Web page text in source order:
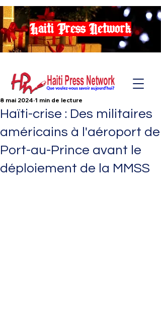
Haiti Press Network
Haïti-crise : Des militaires
américains à l'aéroport de
Port-au-Prince avant le
déploiement de la MMSS
8 mai 2024 1 min de lecture